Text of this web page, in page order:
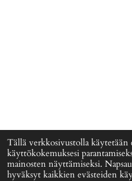
Tällä verkkosivustolla käytetään
käyttökokemuksesi
mainosten näyttämiseksi.
hyväksyt kaikkien evästeiden